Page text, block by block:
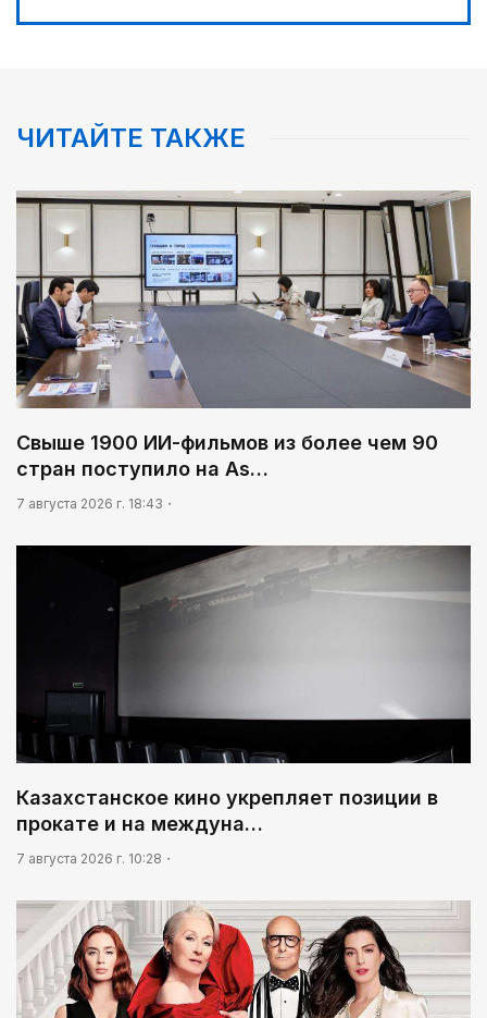
ЧИТАЙТЕ ТАКЖЕ
Свыше 1900 ИИ-фильмов из более чем 90
стран поступило на As…
7 августа 2026 г. 18:43
Казахстанское кино укрепляет позиции в
прокате и на междуна…
7 августа 2026 г. 10:28